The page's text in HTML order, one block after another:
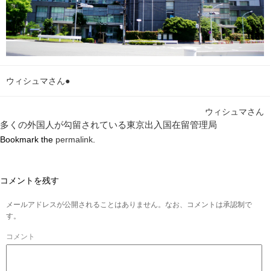
ウィシュマさん●
ウィシュマさん
多くの外国人が勾留されている東京出入国在留管理局
Bookmark the permalink
コメントを残す
メールアドレスが公開されることはありません。なお、コメントは承認制で
す。
コメント